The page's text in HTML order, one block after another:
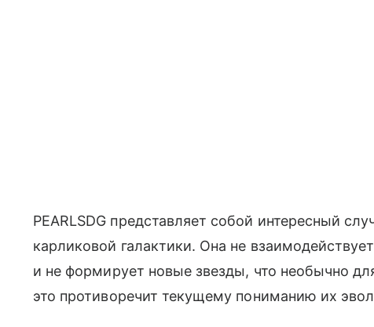
PEARLSDG представляет собой интересный
карликовой галактики. Она не
и не формирует новые звезды, что необычно
это противоречит текущему пониманию их